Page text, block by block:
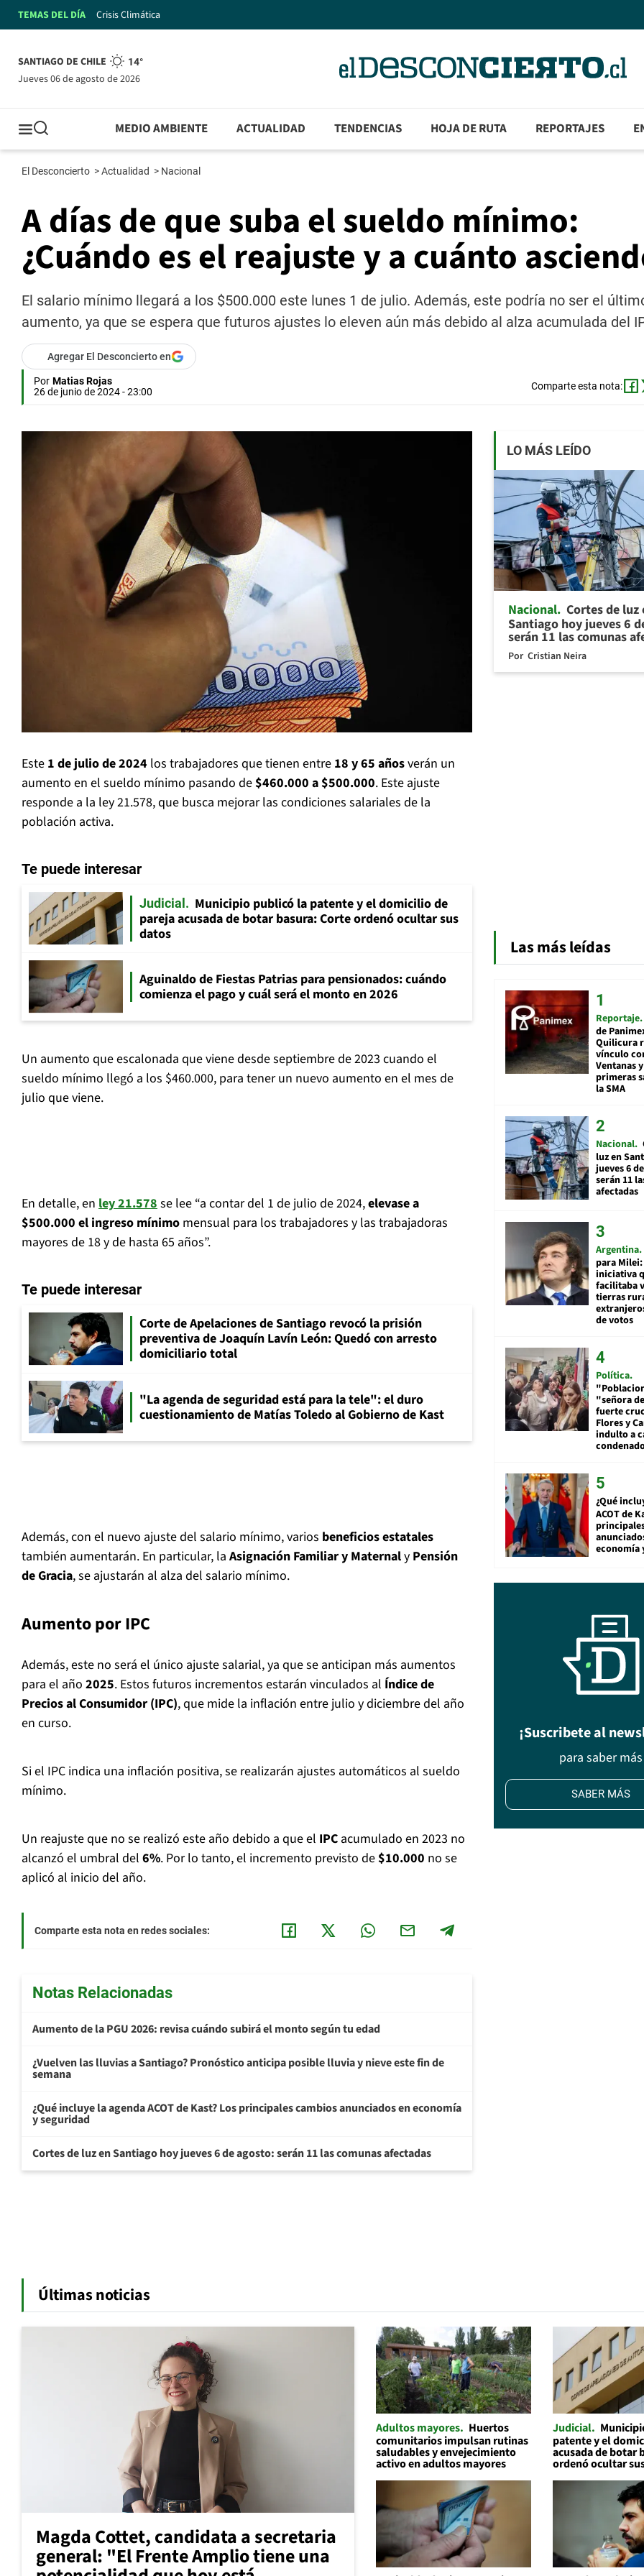
TEMAS DEL DÍA Crisis Climática
SANTIAGO DE CHILE 14°
jueves 06 de agosto de 2026
MEDIO AMBIENTE ACTUALIDAD TENDENCIAS HOJA DE RUTA REPORTAJES
El Desconcierto >Actualidad > Nacional
A días de que suba el sueldo mínimo:
¿Cuándo es el reajuste y a cuánto
El salario mínimo llegará a los $500.000 este lunes 1 de julio. Además, este podría no ser el
aumento, ya que se espera que futuros ajustes lo eleven aún más debido al alza acumulada del
Agregar El Desconcierto en
Por Matias Rojas
26 de junio de 2024 - 23:00
Comparte esta nota:
Este 1 de julio de 2024 los trabajadores que tienen entre 18 y 65 añosverán un
aumento en el sueldo mínimo pasando de$460.000 a $500.000. Este ajuste
responde a la ley 21.578, que busca mejorar las condiciones salariales de la
población activa.
Te puede interesar
Judicial
Municipio publicó la patente y el domicilio de
pareja acusada de botar basura: Corte ordenó ocultar sus
datos
Aguinaldo de Fiestas Patrias para pensionados: cuándo
comienza el pago y cuál será el monto en 2026
Un aumento que escalonada que viene desde septiembre de 2023 cuando el
sueldo mínimo llegó a los $460.000, para tener un nuevo aumento en el mes de
julio que viene.
En detalle, en ley 21.578 se lee “a contar del 1 de julio de 2024,elevase a
$500.000 el ingreso mínimo mensual para los trabajadores y las trabajadoras
mayores de 18 y de hasta 65 años”.
Te puede interesar
Corte de Apelaciones de Santiago revocó la prisión
preventiva de Joaquín Lavín León: Quedó con arresto
domiciliario total
"La agenda de seguridad está para la tele": el duro
cuestionamiento de Matías Toledo al Gobierno de Kast
Además, con el nuevo ajuste del salario mínimo, varios beneficios estatales
también aumentarán. En particular, la Asignación Familiar y Maternaly Pensión
de Gracia, se ajustarán al alza del salario mínimo.
Aumento por IPC
Además, este no será el único ajuste salarial, ya que se anticipan más aumentos
para el año 2025. Estos futuros incrementos estarán vinculados al Índice de
Precios al Consumidor (IPC), que mide la inflación entre julio y diciembre del año
en curso.
Si el IPC indica una inflación positiva, se realizarán ajustes automáticos al sueldo
mínimo.
Un reajuste que no se realizó este año debido a que el IPC acumulado en 2023 no
alcanzó el umbral del 6%. Por lo tanto, el incremento previsto de$10.000 no se
aplicó al inicio del año.
Comparte esta nota en redes sociales:
Notas Relacionadas
Aumento de la PGU 2026: revisa cuándo subirá el monto según tu edad
¿Vuelven las lluvias a Santiago? Pronóstico anticipa posible lluvia y nieve este fin de
semana
¿Qué incluye la agenda ACOT de Kast? Los principales cambios anunciados en economía
y seguridad
Cortes de luz en Santiago hoy jueves 6 de agosto: serán 11 las comunas afectadas
LO MÁS LEÍDO
Nacional Cortes de luz
Santiago hoy jueves 6
serán 11 las comunas
Por Cristian Neira
Las más leídas
Reportaje
de
Quilicura
vínculo
Ventanas
primeras
la SMA
Nacional
luz en
jueves 6
serán 11
afectadas
Argentina
para
iniciativa
facilitaba
tierras
de votos
Política
"señora
fuerte
Flores y
indulto a
¿Qué
ACOT de
economía
¡Suscribete al
para saber más
SABER MÁS
Últimas noticias
Magda Cottet, candidata a secretaria
general: "El Frente Amplio tiene una
Adultos mayores
Huertos
comunitarios impulsan rutinas
saludables y envejecimiento
activo en adultos mayores
Judicial
patente y el
acusada de botar
ordenó ocultar